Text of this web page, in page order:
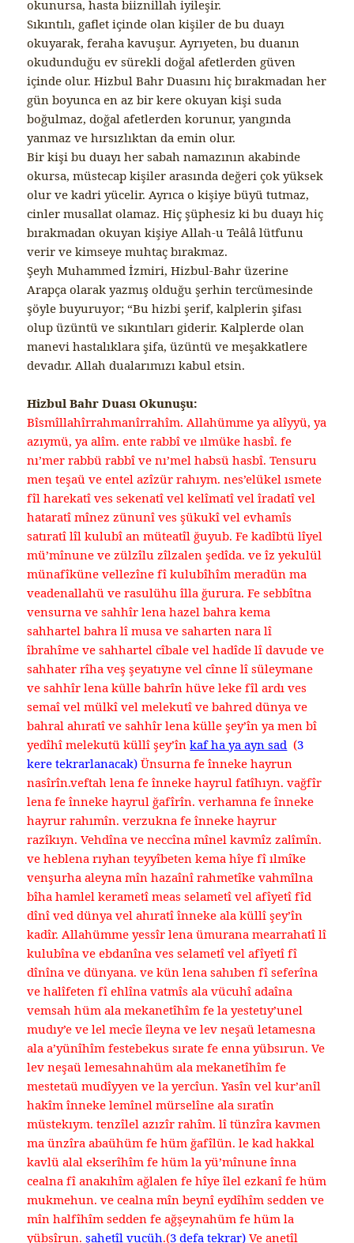
okunursa, hasta biiznillah iyileşir.
Sıkıntılı, gaflet içinde olan kişiler de bu duayı
okuyarak, feraha kavuşur. Ayrıyeten, bu duanın
okudunduğu ev sürekli doğal afetlerden güven
içinde olur. Hizbul Bahr Duasını hiç bırakmadan her
gün boyunca en az bir kere okuyan kişi suda
boğulmaz, doğal afetlerden korunur, yangında
yanmaz ve hırsızlıktan da emin olur.
Bir kişi bu duayı her sabah namazının akabinde
okursa, müstecap kişiler arasında değeri çok yüksek
olur ve kadri yücelir. Ayrıca o kişiye büyü tutmaz,
cinler musallat olamaz. Hiç şüphesiz ki bu duayı hiç
bırakmadan okuyan kişiye Allah-u Teâlâ lütfunu
verir ve kimseye muhtaç bırakmaz.
Şeyh Muhammed İzmiri, Hizbul-Bahr üzerine
Arapça olarak yazmış olduğu şerhin tercümesinde
şöyle buyuruyor; “Bu hizbi şerif, kalplerin şifası
olup üzüntü ve sıkıntıları giderir. Kalplerde olan
manevi hastalıklara şifa, üzüntü ve meşakkatlere
devadır. Allah dualarımızı kabul etsin.
Hizbul Bahr Duası Okunuşu:
Bîsmîllahîrrahmanîrrahîm. Allahümme ya alîyyü, ya
azıymü, ya alîm. ente rabbî ve ılmüke hasbî. fe
nı’mer rabbü rabbî ve nı’mel habsü hasbî. Tensuru
men teşaü ve entel azîzür rahıym. nes’elükel ısmete
fîl harekatî ves sekenatî vel kelîmatî vel îradatî vel
hataratî mînez zünunî ves şükukî vel evhamîs
satıratî lîl kulubî an müteatîl ğuyub. Fe kadîbtü lîyel
mü’mînune ve zülzîlu zîlzalen şedîda. ve îz yekulül
münafîküne vellezîne fî kulubîhîm meradün ma
veadenallahü ve rasulühu îlla ğurura. Fe sebbîtna
vensurna ve sahhîr lena hazel bahra kema
sahhartel bahra lî musa ve saharten nara lî
îbrahîme ve sahhartel cîbale vel hadîde lî davude ve
sahhater rîha veş şeyatıyne vel cînne lî süleymane
ve sahhîr lena külle bahrîn hüve leke fîl ardı ves
semaî vel mülkî vel melekutî ve bahred dünya ve
bahral ahıratî ve sahhîr lena külle şey’în ya men bî
yedîhî melekutü küllî şey’înkaf ha ya ayn sad (3
kere tekrarlanacak) Ünsurna fe înneke hayrun
nasîrîn.veftah lena fe înneke hayrul fatîhıyn. vağfîr
lena fe înneke hayrul ğafîrîn. verhamna fe înneke
hayrur rahımîn. verzukna fe înneke hayrur
razîkıyn. Vehdîna ve neccîna mînel kavmîz zalîmîn.
ve heblena rıyhan teyyîbeten kema hîye fî ılmîke
venşurha aleyna mîn hazaînî rahmetîke vahmîlna
bîha hamlel kerametî meas selametî vel afîyetî fîd
dînî ved dünya vel ahıratî înneke ala küllî şey’în
kadîr. Allahümme yessîr lena ümurana mearrahatî lî
kulubîna ve ebdanîna ves selametî vel afîyetî fî
dînîna ve dünyana. ve kün lena sahıben fî seferîna
ve halîfeten fî ehlîna vatmîs ala vücuhî adaîna
vemsah hüm ala mekanetîhîm fe la yestetıy’unel
mudıy’e ve lel mecîe îleyna ve lev neşaü letamesna
ala a’yünîhîm festebekus sırate fe enna yübsırun. Ve
lev neşaü lemesahnahüm ala mekanetîhîm fe
mestetaü mudîyyen ve la yercîun. Yasîn vel kur’anîl
hakîm înneke lemînel mürselîne ala sıratîn
müstekıym. tenzîlel azızîr rahîm. lî tünzîra kavmen
ma ünzîra abaühüm fe hüm ğafîlün. le kad hakkal
kavlü alal ekserîhîm fe hüm la yü’mînune înna
cealna fî anakıhîm ağlalen fe hîye îlel ezkanî fe hüm
mukmehun. ve cealna mîn beynî eydîhîm sedden ve
mîn halfîhîm sedden fe ağşeynahüm fe hüm la
yübsîrun.şahetîl vucüh.(3 defa tekrar) Ve anetîl